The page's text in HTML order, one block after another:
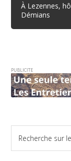
À Lezennes,
Démians
PUBLICITE